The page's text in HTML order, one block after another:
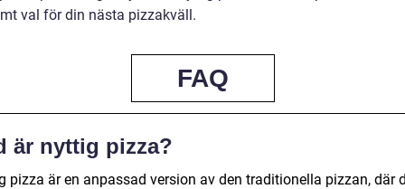
val för din nästa pizzakväll.
FAQ
är nyttig pizza?
pizza är en anpassad version av den traditionella pizzan, där